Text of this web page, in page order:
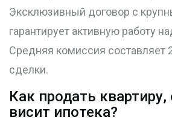
Эксклюзивный договор с
гарантирует активную работу
Средняя комиссия составляет
сделки.
Как продать квартиру,
висит ипотека?